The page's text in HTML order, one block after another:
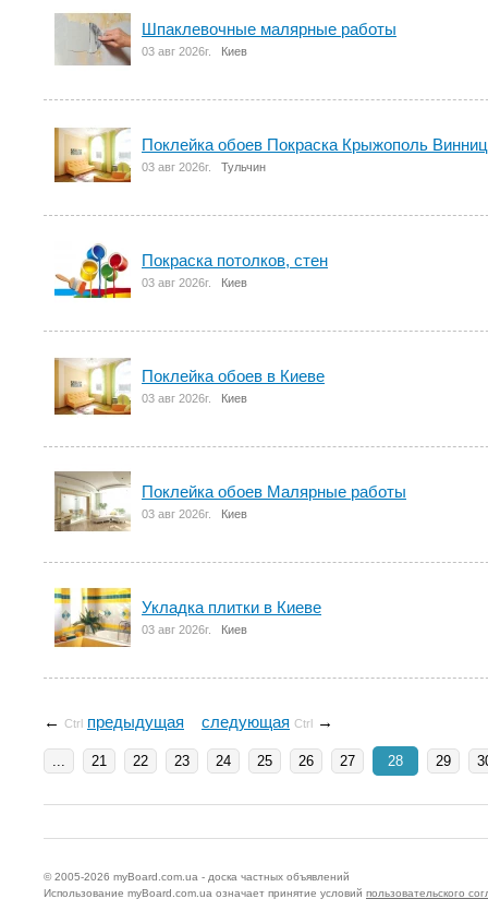
Шпаклевочные малярные работы
03 авг 2026г. Киев
Поклейка обоев Покраска Крыжополь
03 авг 2026г. Тульчин
Покраска потолков, стен
03 авг 2026г. Киев
Поклейка обоев в Киеве
03 авг 2026г. Киев
Поклейка обоев Малярные работы
03 авг 2026г. Киев
Укладка плитки в Киеве
03 авг 2026г. Киев
← Ctrl предыдущая следующая Ctrl →
... 21 22 23 24 25 26 27 28 29
© 2005-2026 myBoard.com.ua - доска частных объявлений
Использование myBoard.com.ua означает принятие условий пользовательского